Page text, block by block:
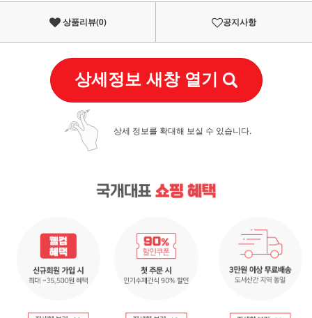
상품리뷰(0) 공지사항
상세정보 새창 열기
상세 정보를 확대해 보실 수 있습니다.